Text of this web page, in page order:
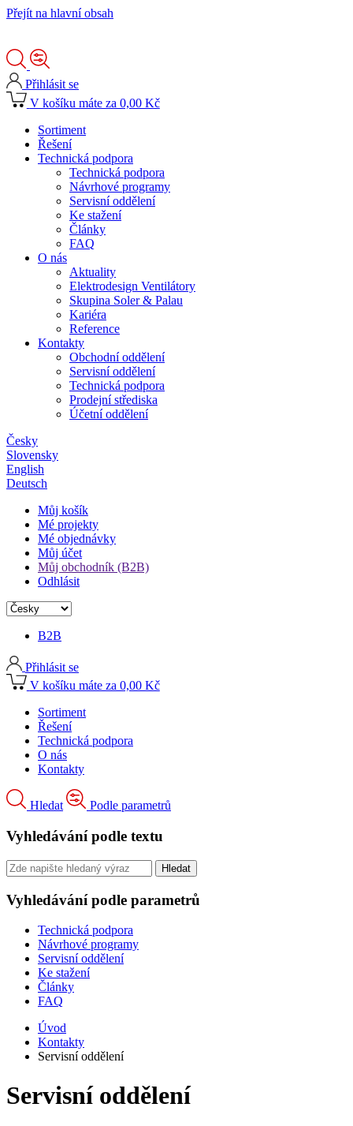
Přejít na hlavní obsah
Přihlásit se
V košíku máte za 0,00 Kč
Sortiment
Řešení
Technická podpora
Technická podpora
Návrhové programy
Servisní oddělení
Ke stažení
Články
FAQ
O nás
Aktuality
Elektrodesign Ventilátory
Skupina Soler & Palau
Kariéra
Reference
Kontakty
Obchodní oddělení
Servisní oddělení
Technická podpora
Prodejní střediska
Účetní oddělení
Česky
Slovensky
English
Deutsch
Můj košík
Mé projekty
Mé objednávky
Můj účet
Můj obchodník (B2B)
Odhlásit
B2B
Přihlásit se
V košíku máte za 0,00 Kč
Sortiment
Řešení
Technická podpora
O nás
Kontakty
Hledat Podle parametrů
Vyhledávání podle textu
Vyhledávání podle parametrů
Technická podpora
Návrhové programy
Servisní oddělení
Ke stažení
Články
FAQ
Úvod
Kontakty
Servisní oddělení
Servisní oddělení